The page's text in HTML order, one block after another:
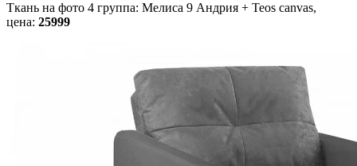
Ткань на фото 4 группа: Мелиса 9 Андрия + Teos canvas,
цена: 25999